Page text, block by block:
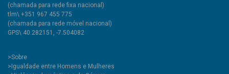
(chamada para rede fixa nacional)
tlm\ +351 967 455 775
(chamada para rede móvel nacional)
GPS\ 40.282151, -7.504082
>Sobre
>Igualdade entre Homens e Mulheres